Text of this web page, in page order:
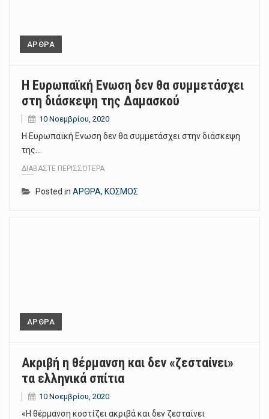
ΑΡΘΡΑ
Η Ευρωπαϊκή Ενωση δεν θα συμμετάσχει
στη διάσκεψη της Δαμασκού
10 Νοεμβρίου, 2020
Η Ευρωπαϊκή Ενωση δεν θα συμμετάσχει στην διάσκεψη
της…
ΔΙΑΒΆΣΤΕ ΠΕΡΙΣΣΌΤΕΡΑ
Posted in ΑΡΘΡΑ, ΚΟΣΜΟΣ
ΑΡΘΡΑ
Ακριβή η θέρμανση και δεν «ζεσταίνει»
τα ελληνικά σπίτια
10 Νοεμβρίου, 2020
«Η θέρμανση κοστίζει ακριβά και δεν ζεσταίνει